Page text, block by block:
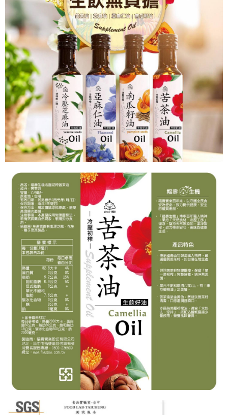
客戶支援中心」https://netprotections.freshdesk.com/support/home
【注意事項】
１．透過由恩沛科技股份有限公司提供之「AFTEE先享後付」服務完成之交
易，需依本服務之必要範圍內提供個人資料，並將交易相關給付款項請求債
權轉讓予恩沛科技股份有限公司。
２．關於個人資料處理事宜，請瀏覽以下網址：
https://aftee.tw/terms/#terms3
３．未成年的使用者請事先徵得法定代理人或監護人之同意方可使用
「AFTEE先享後付」，若未經同意申辦者引起之損失，本公司不負相關責
任。
４．使用「AFTEE先享後付」時，將依據個別帳號之用戶狀況，依本公司即
時審查核予不同之上限額度；若仍有額度不足之情形，本公司將視審查結果
請求用戶進行身份認證。
５．嚴禁一人註冊多個帳號或使用他人資訊註冊。若發現惡意使用之情形，
恩沛科技股份有限公司將有權停止該用戶之使用額度並採取法律行動。